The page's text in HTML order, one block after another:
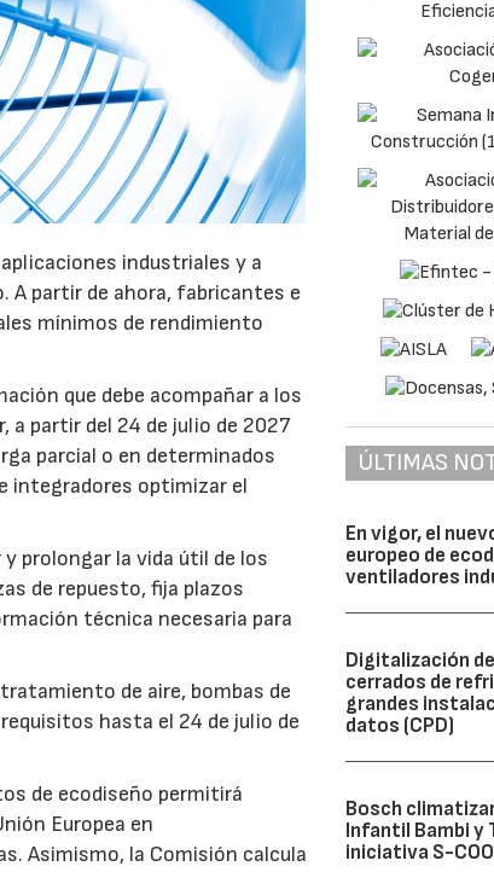
industriales y a
A partir de ahora, fabricantes e
mínimos de rendimiento
que debe acompañar a los
a partir del 24 de julio de 2027
parcial o en determinados
integradores optimizar el
prolongar la vida útil de los
de repuesto, fija plazos
técnica necesaria para
de aire, bombas de
hasta el 24 de julio de
de ecodiseño permitirá
Europea en
Asimismo, la Comisión calcula
ÚLTIMAS
En vigor, el
europeo de
ventiladores
Digitalización
cerrados de
grandes
datos (CPD)
Bosch
Infantil Bambi y
iniciativa S-